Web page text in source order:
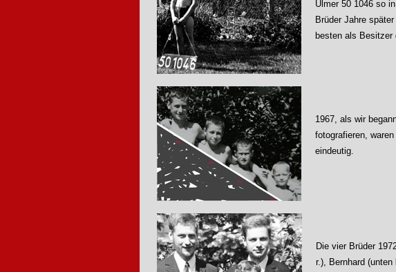
Ulmer 50 1046 so
Brüder Jahre
besten als
1967, als wir
fotografieren,
eindeutig.
Die vier Brüder
r.), Bernhard